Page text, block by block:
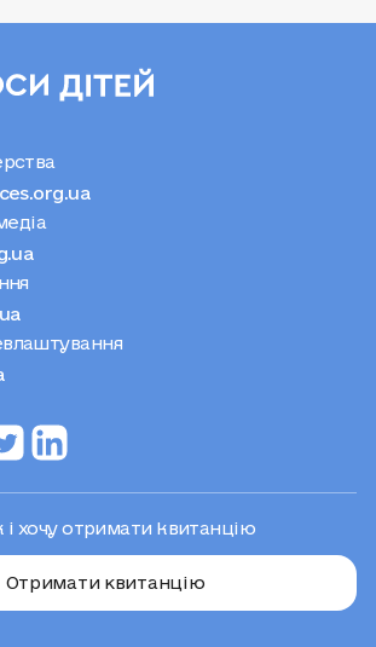
які пережили важкий досвід
хочу отримати квитанцію
Отримати квитанцію